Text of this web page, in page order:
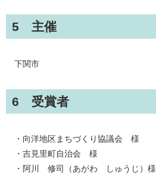
5 主催
下関市
6 受賞者
・向洋地区まちづくり協議会 様
・吉見里町自治会 様
・阿川 修司（あがわ しゅうじ）様